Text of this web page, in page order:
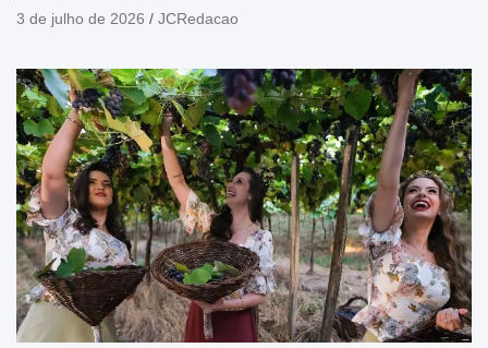
3 de julho de 2026
JCRedacao